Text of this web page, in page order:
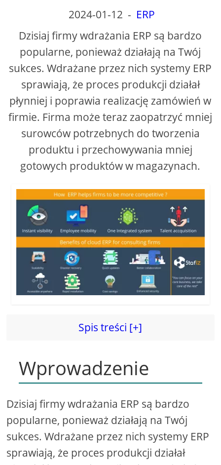
V
i
d
e
o
2024-01-12 - ERP
Dzisiaj firmy wdrażania ERP są bardzo
popularne, ponieważ działają na Twój
sukces. Wdrażane przez nich systemy ERP
sprawiają, że proces produkcji działał
płynniej i poprawia realizację zamówień w
firmie. Firma może teraz zaopatrzyć mniej
surowców potrzebnych do tworzenia
produktu i przechowywania mniej
gotowych produktów w magazynach.
Spis treści [+]
Wprowadzenie
Dzisiaj firmy wdrażania ERP są bardzo
popularne, ponieważ działają na Twój
sukces. Wdrażane przez nich systemy ERP
sprawiają, że proces produkcji działał